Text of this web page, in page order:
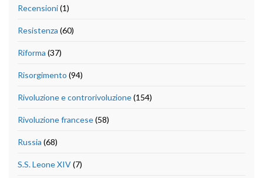
Recensioni(1)
Resistenza (60)
Riforma (37)
Risorgimento (94)
Rivoluzione e controrivoluzione(154)
Rivoluzione francese(58)
Russia (68)
S.S. Leone XIV(7)